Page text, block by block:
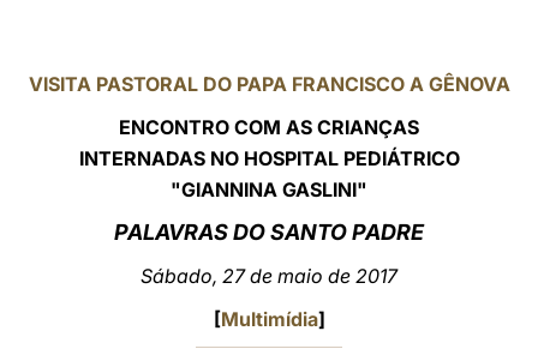
VISITA PASTORAL DO PAPA FRANCISCO A GÊNOVA
ENCONTRO COM AS CRIANÇAS
INTERNADAS NO HOSPITAL PEDIÁTRICO
"GIANNINA GASLINI"
PALAVRAS DO SANTO PADRE
Sábado, 27 de maio de 2017
[Multimídia]